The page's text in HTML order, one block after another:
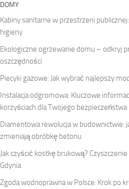
DOMY
Kabiny sanitarne w przestrzeni
higieny
Ekologiczne ogrzewanie domu – odkryj
oszczędności
Piecyki gazowe: Jak wybrać najlepszy
Instalacja odgromowa: Kluczowe
korzyściach dla Twojego bezpieczeństwa
Diamentowa rewolucja w budownictwie:
zmieniają obróbkę betonu
Jak czyścić kostkę brukową?
Gdynia
Zgoda wodnoprawna w Polsce: Krok po